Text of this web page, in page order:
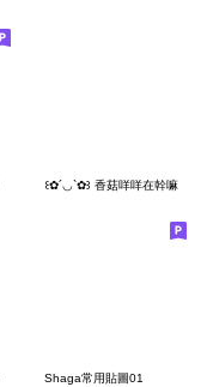
꒰✿´◡`✿꒱ 香菇咩咩在幹嘛
Shaga常用貼圖01